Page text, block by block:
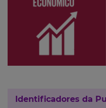
Identificadores da